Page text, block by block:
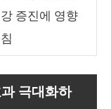
증진에 영향
극대화하